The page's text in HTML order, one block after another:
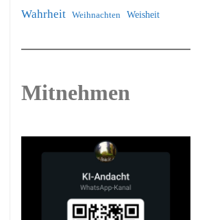
Wahrheit Weihnachten Weisheit
Mitnehmen